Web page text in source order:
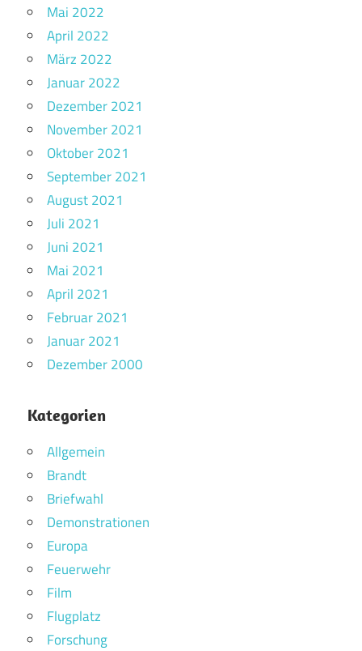
Mai 2022
April 2022
März 2022
Januar 2022
Dezember 2021
November 2021
Oktober 2021
September 2021
August 2021
Juli 2021
Juni 2021
Mai 2021
April 2021
Februar 2021
Januar 2021
Dezember 2000
Kategorien
Allgemein
Brandt
Briefwahl
Demonstrationen
Europa
Feuerwehr
Film
Flugplatz
Forschung